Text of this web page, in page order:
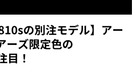
の別注モデル】アー
ーズ限定色の
目！